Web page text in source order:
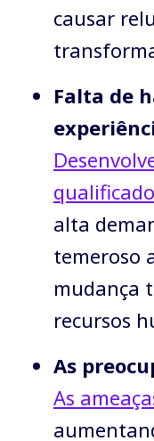
causar
Falta de
alta
temeroso
mudança
recursos
As
As